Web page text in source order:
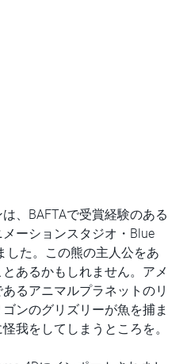
、BAFTAで受賞経験のある
ーションスタジオ・Blue
した。この熊の主人公をあ
あるかもしれません。アメ
るアニマルプラネットのリ
ンのグリズリーが魚を捕ま
我をしてしまうところを。